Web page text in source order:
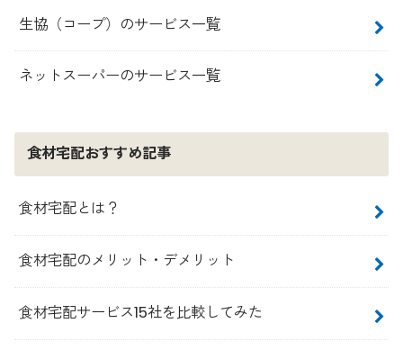
生協（コープ）のサービス一覧
ネットスーパーのサービス一覧
食材宅配おすすめ記事
食材宅配とは？
食材宅配のメリット・デメリット
食材宅配サービス15社を比較してみた